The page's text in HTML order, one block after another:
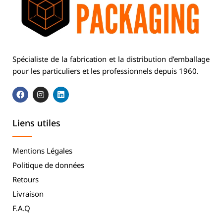
Spécialiste de la fabrication et la distribution d’emballage
pour les particuliers et les professionnels depuis 1960.
Liens utiles
Mentions Légales
Politique de données
Retours
Livraison
F.A.Q